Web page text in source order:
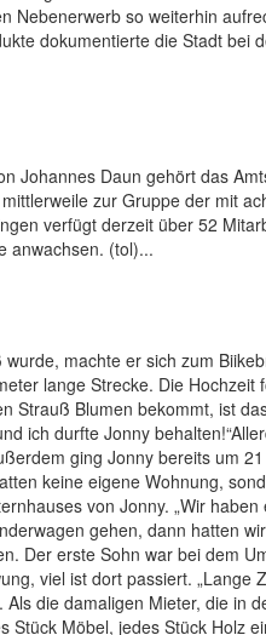
Nebenerwerb so weiterhin
dokumentierte die Stadt bei
Johannes Daun gehört das
zur Gruppe der mit
verfügt derzeit über 52
anwachsen. (tol)...
machte er sich zum
lange Strecke. Die Hochzeit
Strauß Blumen bekommt, ist
ich durfte Jonny
ging Jonny bereits um
keine eigene Wohnung,
von Jonny. „Wir
gehen, dann hatten
Der erste Sohn war bei dem
viel ist dort passiert. „Lange
die damaligen Mieter, die in
Möbel, jedes Stück Holz